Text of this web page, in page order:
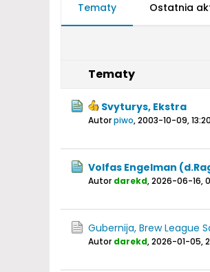
Tematy Ostatnia
Tematy
Svyturys, Ekstra
Autorpiwo,2003-10-09, 13:20
Volfas Engelman
Autor darekd,2026-06-16,
Gubernija, Brew League
Autor darekd,2026-01-05,